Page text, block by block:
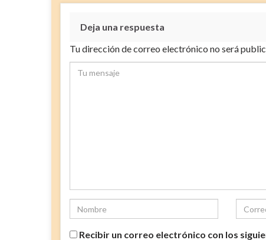
Deja una respuesta
Tu dirección de correo electrónico no será
Recibir un correo electrónico con los